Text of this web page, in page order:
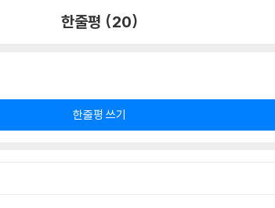
한줄평 (20)
한줄평 쓰기